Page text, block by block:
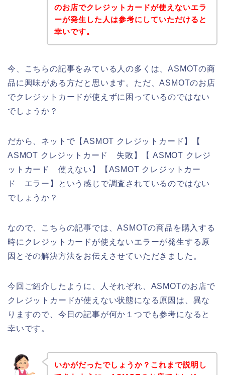
のお店でクレジットカードが使えないエラ
ーが発生した人は参考にしていただけると
幸いです。
今、こちらの記事をみている人の多くは、ASMOTの商
品に興味がある方だと思います。ただ、ASMOTのお店
でクレジットカードが使えずに困っているのではない
でしょうか？
だから、ネットで【ASMOT クレジットカード】【
ASMOT クレジットカード 失敗】【 ASMOT クレジ
ットカード 使えない】【ASMOT クレジットカー
ド エラー】という感じで調査されているのではない
でしょうか？
なので、こちらの記事では、ASMOTの商品を購入する
時にクレジットカードが使えないエラーが発生する原
因とその解決方法をお伝えさせていただきました。
今回ご紹介したように、人それぞれ、ASMOTのお店で
クレジットカードが使えない状態になる原因は、異な
りますので、今日の記事が何か１つでも参考になると
幸いです。
いかがだったでしょうか？これまで説明し